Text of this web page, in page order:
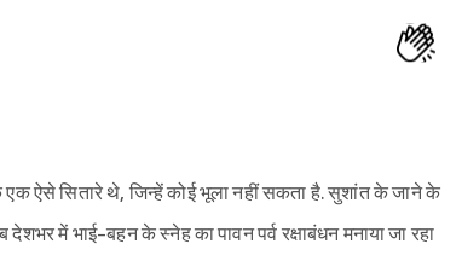
ऐसे सितारे थे, जिन्हें कोई भूला नहीं सकता है. सुशांत के जाने के
में भाई-बहन के स्नेह का पावन पर्व रक्षाबंधन मनाया जा रहा